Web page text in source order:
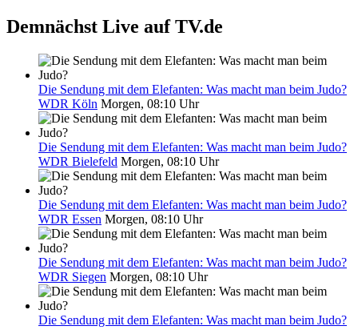
Demnächst Live auf TV.de
Die Sendung mit dem Elefanten: Was macht man beim Judo?
WDR Köln Morgen, 08:10 Uhr
Die Sendung mit dem Elefanten: Was macht man beim Judo?
WDR Bielefeld Morgen, 08:10 Uhr
Die Sendung mit dem Elefanten: Was macht man beim Judo?
WDR Essen Morgen, 08:10 Uhr
Die Sendung mit dem Elefanten: Was macht man beim Judo?
WDR Siegen Morgen, 08:10 Uhr
Die Sendung mit dem Elefanten: Was macht man beim Judo?